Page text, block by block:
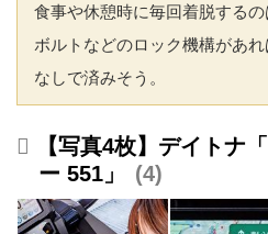
食事や休憩時に毎回着脱する
ボルトなどのロック機構があ
なしで済みそう。
【写真4枚】デイトナ
ー 551」
4